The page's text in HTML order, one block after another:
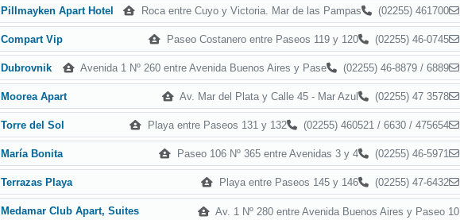
Pillmayken Apart Hotel Roca entre Cuyo y Victoria. Mar de las Pampas (02255) 461700
Compart Vip Paseo Costanero entre Paseos 119 y 120 (02255) 46-0745
Dubrovnik Avenida 1 Nº 260 entre Avenida Buenos Aires y Pase (02255) 46-8879 / 6889
Moorea Apart Av. Mar del Plata y Calle 45 - Mar Azul (02255) 47 3578
Torre del Sol Playa entre Paseos 131 y 132 (02255) 460521 / 6630 / 475654
María Bonita Paseo 106 Nº 365 entre Avenidas 3 y 4 (02255) 46-5971
Terrazas Playa Playa entre Paseos 145 y 146 (02255) 47-6432
Medamar Club Apart, Suites
Av. 1 Nº 280 entre Avenida Buenos Aires y Paseo 10